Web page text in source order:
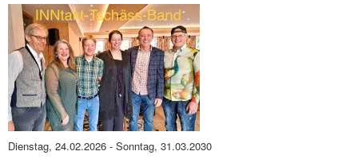
Dienstag, 24.02.2026 - Sonntag, 31.03.2030